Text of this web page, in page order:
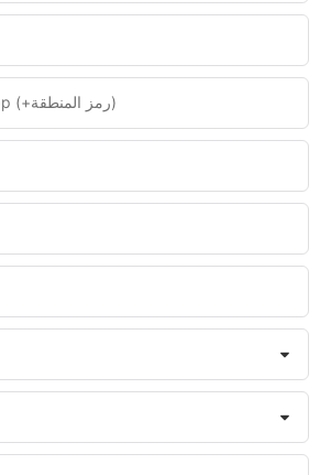
الهاتف/WhatsApp (+رمز المنطقة)